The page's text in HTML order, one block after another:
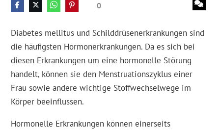
0
Diabetes mellitus und Schilddrüsenerkrankungen sind
die häufigsten Hormonerkrankungen. Da es sich bei
diesen Erkrankungen um eine hormonelle Störung
handelt, können sie den Menstruationszyklus einer
Frau sowie andere wichtige Stoffwechselwege im
Körper beeinflussen.
Hormonelle Erkrankungen können einerseits